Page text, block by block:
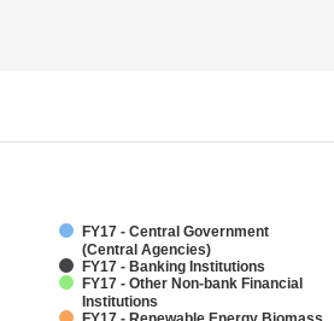
FY17 - Central Government
(Central Agencies)
FY17 - Banking Institutions
FY17 - Other Non-bank Financial
Institutions